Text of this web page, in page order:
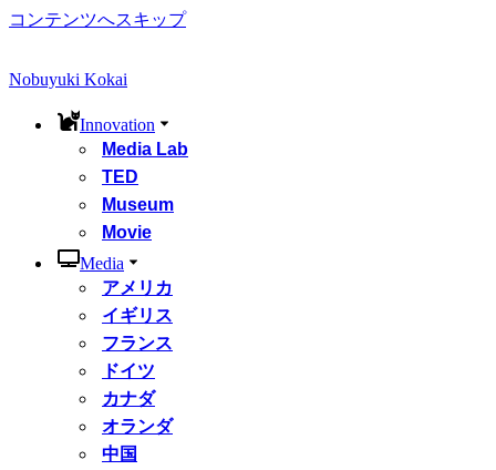
コンテンツへスキップ
Nobuyuki Kokai
Innovation
Media Lab
TED
Museum
Movie
Media
アメリカ
イギリス
フランス
ドイツ
カナダ
オランダ
中国